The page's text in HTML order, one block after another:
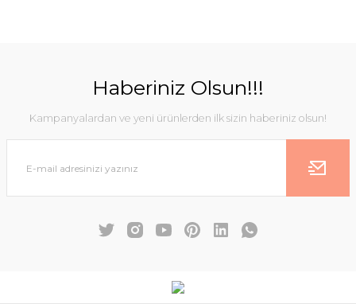
Haberiniz Olsun!!!
Kampanyalardan ve yeni ürünlerden ilk sizin haberiniz olsun!